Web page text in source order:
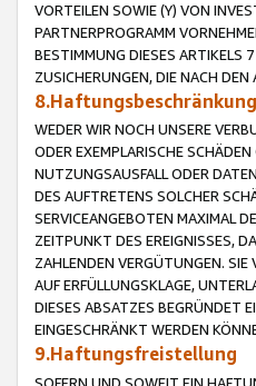
VORTEILEN SOWIE (Y) VON
PARTNERPROGRAMM
BESTIMMUNG DIESES ARTIKELS
ZUSICHERUNGEN, DIE NACH
WEDER WIR NOCH UNSERE
ODER EXEMPLARISCHE
NUTZUNGSAUSFALL ODER
DES AUFTRETENS SOLCHER
SERVICEANGEBOTEN MAXIMAL
ZEITPUNKT DES EREIGNISSES,
ZAHLENDEN VERGÜTUNGEN. SIE
AUF ERFÜLLUNGSKLAGE,
DIESES ABSATZES BEGRÜNDET
EINGESCHRÄNKT WERDEN
9.Haftungsfreistellung
SOFERN UND SOWEIT EIN